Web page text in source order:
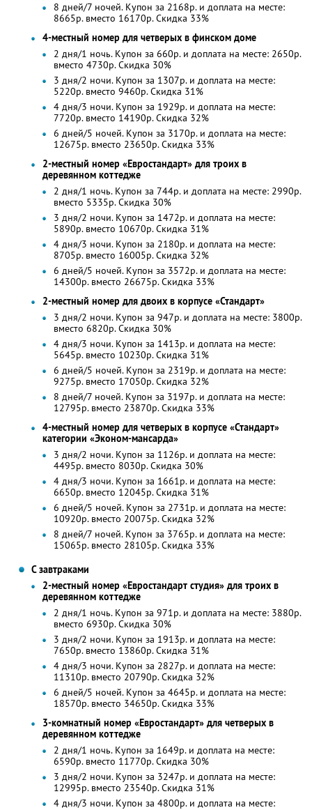
8 дней/7 ночей. Купон за 2168р. и доплата на месте:
8665р. вместо 16170р. Скидка 33%
4-местный номер для четверых в финском доме
2 дня/1 ночь. Купон за 660р. и доплата на месте: 2650р.
вместо 4730р.Скидка 30%
3 дня/2 ночи. Купон за 1307р. и доплата на месте:
5220р. вместо 9460р.Скидка 31%
4 дня/3 ночи. Купон за 1929р. и доплата на месте:
7720р. вместо 14190р. Скидка 32%
6 дней/5 ночей. Купон за 3170р. и доплата на месте:
12675р. вместо 23650р. Скидка 33%
2-местный номер «Евростандарт» для троих в
деревянном коттедже
2 дня/1 ночь. Купон за 744р. и доплата на месте: 2990р.
вместо 5335р.Скидка 30%
3 дня/2 ночи. Купон за 1472р. и доплата на месте:
5890р. вместо 10670р.Скидка 31%
4 дня/3 ночи. Купон за 2180р. и доплата на месте:
8705р. вместо 16005р. Скидка 32%
6 дней/5 ночей. Купон за 3572р. и доплата на месте:
14300р. вместо 26675р. Скидка 33%
2-местный номер для двоих в корпусе «Стандарт»
3 дня/2 ночи. Купон за 947р. и доплата на месте: 3800р.
вместо 6820р.Скидка 30%
4 дня/3 ночи. Купон за 1413р. и доплата на месте:
5645р. вместо 10230р.Скидка 31%
6 дней/5 ночей. Купон за 2319р. и доплата на месте:
9275р. вместо 17050р. Скидка 32%
8 дней/7 ночей. Купон за 3197р. и доплата на месте:
12795р. вместо 23870р. Скидка 33%
4-местный номер для четверых в корпусе «Стандарт»
категории «Эконом-мансарда»
3 дня/2 ночи. Купон за 1126р. и доплата на месте:
4495р. вместо 8030р.Скидка 30%
4 дня/3 ночи. Купон за 1661р. и доплата на месте:
6650р. вместо 12045р.Скидка 31%
6 дней/5 ночей. Купон за 2731р. и доплата на месте:
10920р. вместо 20075р. Скидка 32%
8 дней/7 ночей. Купон за 3765р. и доплата на месте:
15065р. вместо 28105р. Скидка 33%
С завтраками
2-местный номер «Евростандарт студия» для троих в
деревянном коттедже
2 дня/1 ночь. Купон за 971р. и доплата на месте: 3880р.
вместо 6930р.Скидка 30%
3 дня/2 ночи. Купон за 1913р. и доплата на месте:
7650р. вместо 13860р.Скидка 31%
4 дня/3 ночи. Купон за 2827р. и доплата на месте:
11310р. вместо 20790р. Скидка 32%
6 дней/5 ночей. Купон за 4645р. и доплата на месте:
18570р. вместо 34650р. Скидка 33%
3-комнатный номер «Евростандарт» для четверых в
деревянном коттедже
2 дня/1 ночь. Купон за 1649р. и доплата на месте:
6590р. вместо 11770р.Скидка 30%
3 дня/2 ночи. Купон за 3247р. и доплата на месте:
12995р. вместо 23540р.Скидка 31%
4 дня/3 ночи. Купон за 4800р. и доплата на месте: